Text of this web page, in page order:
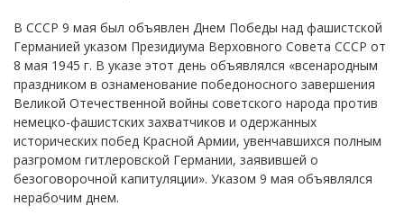
В СССР 9 мая был объявлен Днем Победы над фашистской
Германией указом Президиума Верховного Совета СССР от
8 мая 1945 г. В указе этот день объявлялся «всенародным
праздником в ознаменование победоносного завершения
Великой Отечественной войны советского народа против
немецко-фашистских захватчиков и одержанных
исторических побед Красной Армии, увенчавшихся полным
разгромом гитлеровской Германии, заявившей о
безоговорочной капитуляции». Указом 9 мая объявлялся
нерабочим днем.